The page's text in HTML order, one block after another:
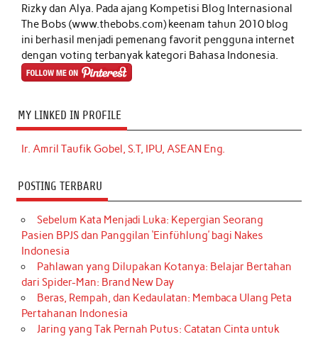
Rizky dan Alya. Pada ajang Kompetisi Blog Internasional
The Bobs (www.thebobs.com) keenam tahun 2010 blog
ini berhasil menjadi pemenang favorit pengguna internet
dengan voting terbanyak kategori Bahasa Indonesia.
MY LINKED IN PROFILE
Ir. Amril Taufik Gobel, S.T, IPU, ASEAN Eng.
POSTING TERBARU
Sebelum Kata Menjadi Luka: Kepergian Seorang
Pasien BPJS dan Panggilan ‘Einfühlung’ bagi Nakes
Indonesia
Pahlawan yang Dilupakan Kotanya: Belajar Bertahan
dari Spider-Man: Brand New Day
Beras, Rempah, dan Kedaulatan: Membaca Ulang Peta
Pertahanan Indonesia
Jaring yang Tak Pernah Putus: Catatan Cinta untuk